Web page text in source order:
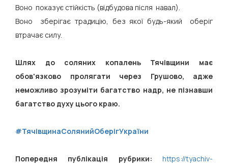
Воно показує стійкість (відбудова після навал).
Воно зберігає традицію, без якої будь-який оберіг
втрачає силу.
Шлях до соляних копалень Тячівщини має
обов'язково пролягати через Грушово, адже
неможливо зрозуміти багатство надр, не пізнавши
багатство духу цього краю.
#ТячівщинаСолянийОберігУкраїни
Попередня публікація рубрики: https://tyachiv-